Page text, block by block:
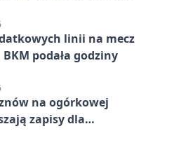
linii na mecz
podała godziny
na ogórkowej
zapisy dla